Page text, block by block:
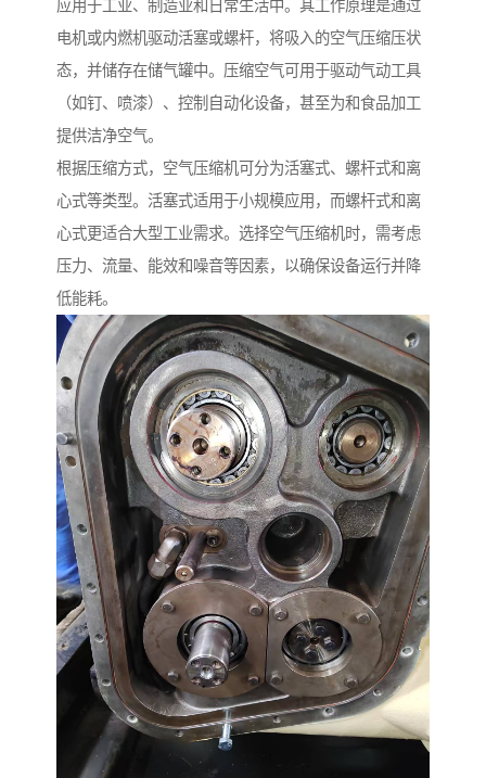
应用于工业、制造业和日常生活中。其工作原理是通过
电机或内燃机驱动活塞或螺杆，将吸入的空气压缩压状
态，并储存在储气罐中。压缩空气可用于驱动气动工具
（如钉、喷漆）、控制自动化设备，甚至为和食品加工
提供洁净空气。
根据压缩方式，空气压缩机可分为活塞式、螺杆式和离
心式等类型。活塞式适用于小规模应用，而螺杆式和离
心式更适合大型工业需求。选择空气压缩机时，需考虑
压力、流量、能效和噪音等因素，以确保设备运行并降
低能耗。